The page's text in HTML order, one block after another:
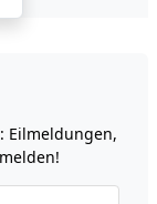
Eilmeldungen,